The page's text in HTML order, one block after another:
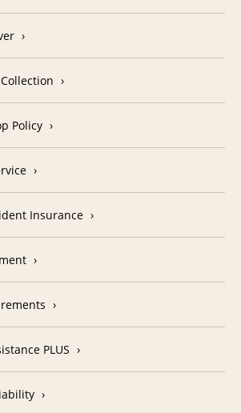
Policy
Insurance
PLUS